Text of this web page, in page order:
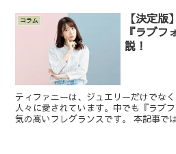
コラム
【決定
『ラブフ
説！
ティファニーは、ジュエリーだけでな
人々に愛されています。中でも『ラブ
気の高いフレグランスです。 本記事で